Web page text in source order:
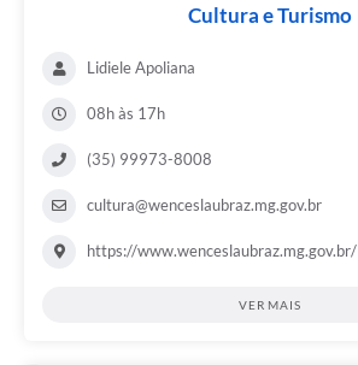
Cultura e Turismo
Lidiele Apoliana
08h às 17h
(35) 99973-8008
cultura@wenceslaubraz.mg.gov.br
https://www.wenceslaubraz.mg.gov.br/
VER MAIS